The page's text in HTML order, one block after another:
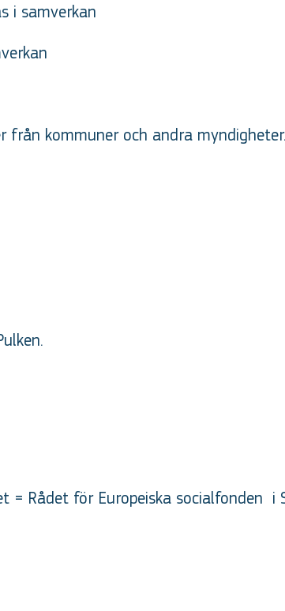
i samverkan
från kommuner och andra myndigheter.
= Rådet för Europeiska socialfonden i